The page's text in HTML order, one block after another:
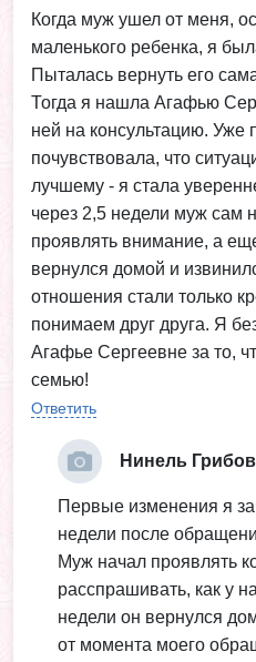
Когда муж ушел от меня,
маленького ребенка, я
Пыталась вернуть его
Тогда я нашла Агафью
ней на консультацию. Уже
почувствовала, что
лучшему - я стала
через 2,5 недели муж сам
проявлять внимание, а
вернулся домой и
отношения стали только
понимаем друг друга. Я
Агафье Сергеевне за то,
семью!
Ответить
Нинель
Первые изменения я
недели после
Муж начал проявлять
расспрашивать, как у
недели он вернулся
от момента моего